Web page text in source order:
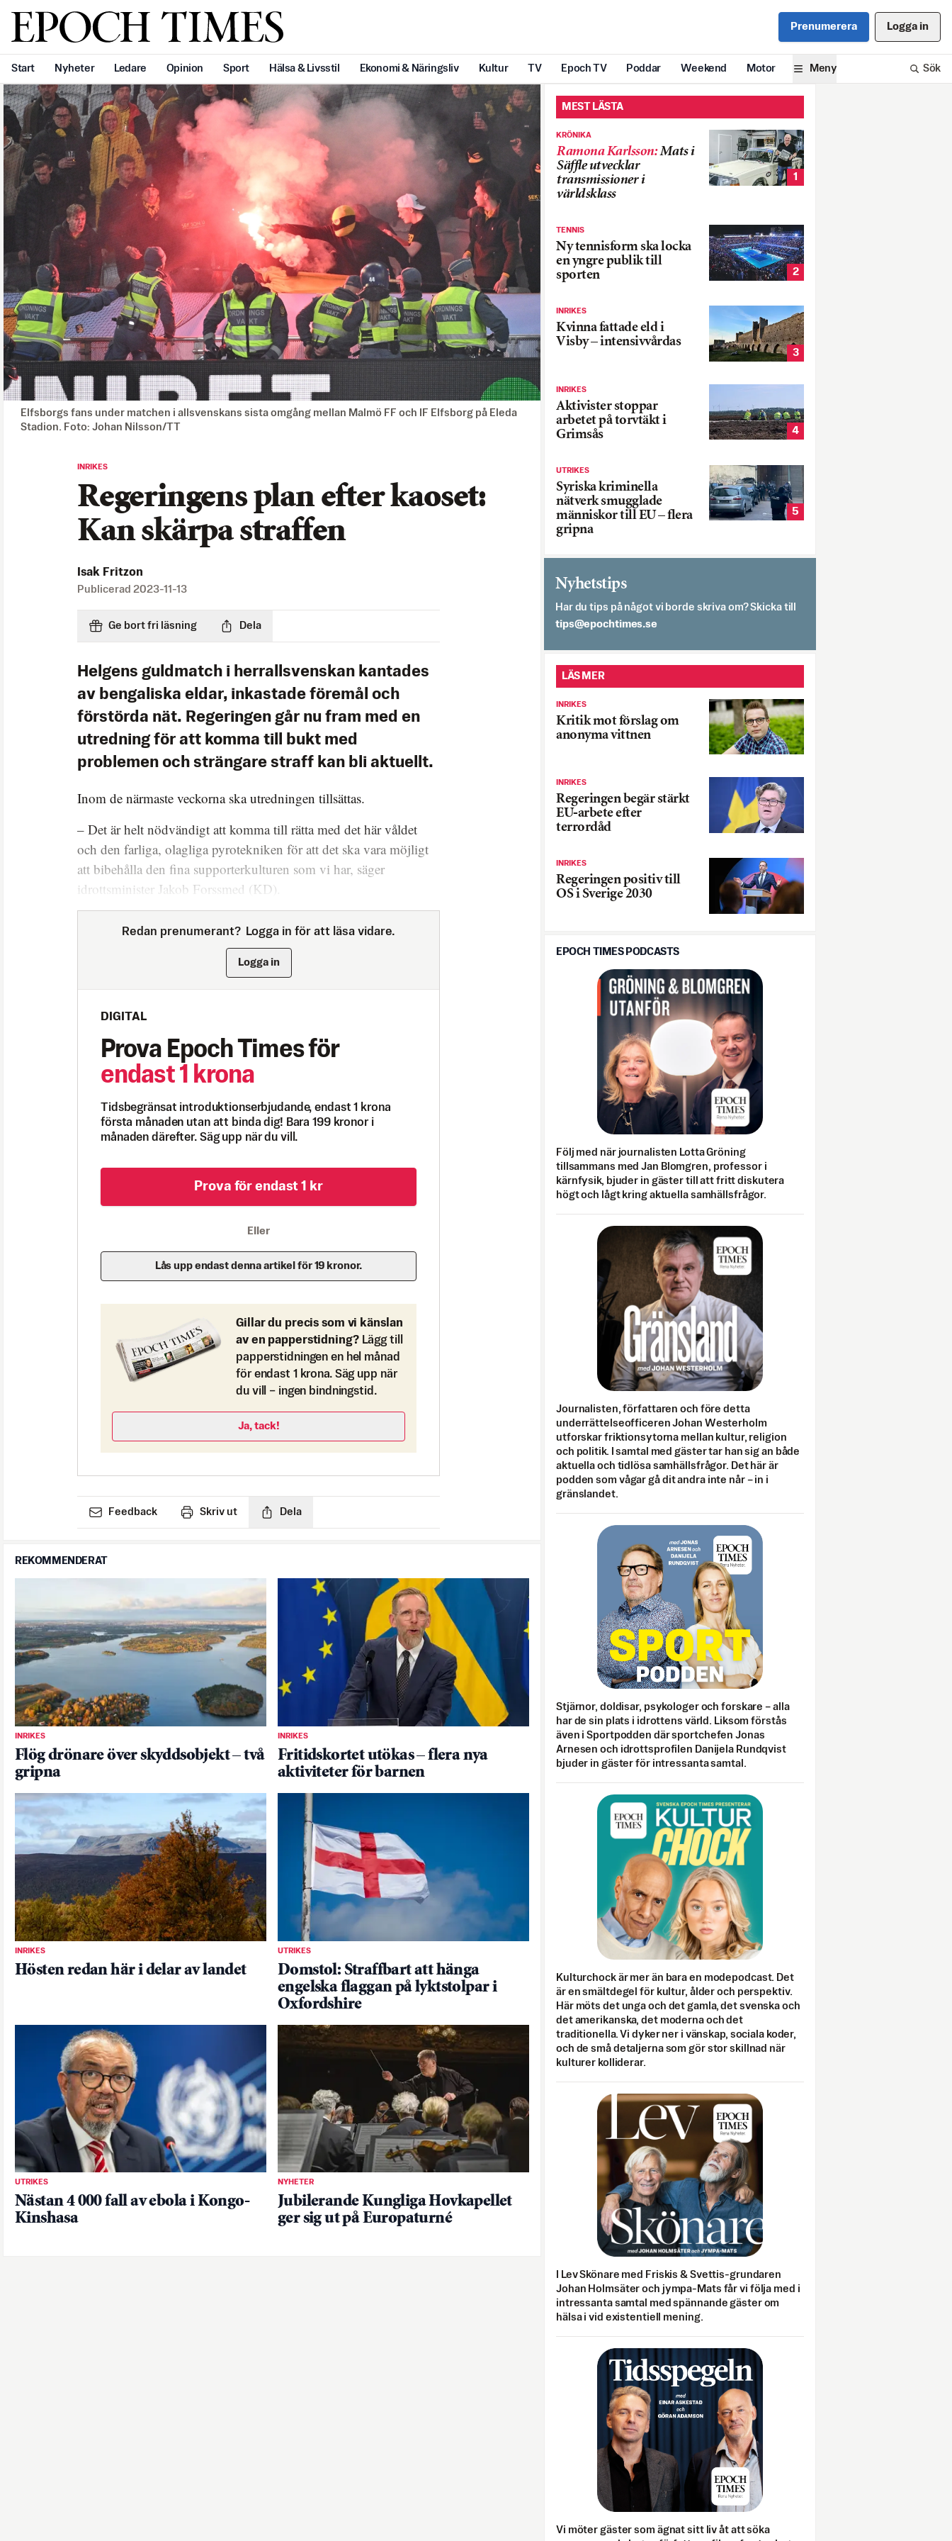
Svenska Epoch Times Prenumerera Logga in
Start Nyheter Ledare Opinion Sport Hälsa & Livsstil Ekonomi & Näringsliv Kultur TV Epoch TV Poddar Weekend Motor Meny Sök
Elfsborgs fans under matchen i allsvenskans sista omgång mellan Malmö FF och IF Elfsborg på Eleda
Stadion. Foto: Johan Nilsson/TT
INRIKES
Regeringens plan efter kaoset:
Kan skärpa straffen
Isak Fritzon
Publicerad 2023-11-13
Ge bort fri läsning Dela
Helgens guldmatch i herrallsvenskan kantades
av bengaliska eldar, inkastade föremål och
förstörda nät. Regeringen går nu fram med en
utredning för att komma till bukt med
problemen och strängare straff kan bli aktuellt.
Inom de närmaste veckorna ska utredningen tillsättas.
– Det är helt nödvändigt att komma till rätta med det här våldet
och den farliga, olagliga pyrotekniken för att det ska vara möjligt
att bibehålla den fina supporterkulturen som vi har, säger
idrottsminister Jakob Forssmed (KD).
Redan prenumerant? Logga in för att läsa vidare.
Logga in
DIGITAL
Prova Epoch Times för
endast 1 krona
Tidsbegränsat introduktionserbjudande, endast 1 krona
första månaden utan att binda dig! Bara 199 kronor i
månaden därefter. Säg upp när du vill.
Prova för endast 1 kr
Eller
Lås upp endast denna artikel för 19 kronor.
Gillar du precis som vi känslan
av en papperstidning? Lägg till
papperstidningen en hel månad
för endast 1 krona. Säg upp när
du vill – ingen bindningstid.
Ja, tack!
Feedback Skriv ut Dela
REKOMMENDERAT
INRIKES
Flög drönare över skyddsobjekt – två
gripna
INRIKES
Fritidskortet utökas – flera nya
aktiviteter för barnen
INRIKES
Hösten redan här i delar av landet
UTRIKES
Domstol: Straffbart att hänga
engelska flaggan på lyktstolpar i
Oxfordshire
UTRIKES
Nästan 4 000 fall av ebola i Kongo-
Kinshasa
NYHETER
Jubilerande Kungliga Hovkapellet
ger sig ut på Europaturné
MEST LÄSTA
KRÖNIKA
Ramona Karlsson:Mats i
Säffle utvecklar
transmissioner i
världsklass
1
TENNIS
Ny tennisform ska locka
en yngre publik till
sporten
2
INRIKES
Kvinna fattade eld i
Visby – intensivvårdas
3
INRIKES
Aktivister stoppar
arbetet på torvtäkt i
Grimsås
4
UTRIKES
Syriska kriminella
nätverk smugglade
människor till EU – flera
gripna
5
Nyhetstips
Har du tips på något vi borde skriva om? Skicka till
es.semithcope@spit
LÄS MER
INRIKES
Kritik mot förslag om
anonyma vittnen
INRIKES
Regeringen begär stärkt
EU-arbete efter
terrordåd
INRIKES
Regeringen positiv till
OS i Sverige 2030
EPOCH TIMES PODCASTS
Följ med när journalisten Lotta Gröning
tillsammans med Jan Blomgren, professor i
kärnfysik, bjuder in gäster till att fritt diskutera
högt och lågt kring aktuella samhällsfrågor.
Journalisten, författaren och före detta
underrättelseofficeren Johan Westerholm
utforskar friktionsytorna mellan kultur, religion
och politik. I samtal med gäster tar han sig an både
aktuella och tidlösa samhällsfrågor. Det här är
podden som vågar gå dit andra inte når – in i
gränslandet.
Stjärnor, doldisar, psykologer och forskare – alla
har de sin plats i idrottens värld. Liksom förstås
även i Sportpodden där sportchefen Jonas
Arnesen och idrottsprofilen Danijela Rundqvist
bjuder in gäster för intressanta samtal.
Kulturchock är mer än bara en modepodcast. Det
är en smältdegel för kultur, ålder och perspektiv.
Här möts det unga och det gamla, det svenska och
det amerikanska, det moderna och det
traditionella. Vi dyker ner i vänskap, sociala koder,
och de små detaljerna som gör stor skillnad när
kulturer kolliderar.
I Lev Skönare med Friskis & Svettis-grundaren
Johan Holmsäter och jympa-Mats får vi följa med i
intressanta samtal med spännande gäster om
hälsa i vid existentiell mening.
Vi möter gäster som ägnat sitt liv åt att söka